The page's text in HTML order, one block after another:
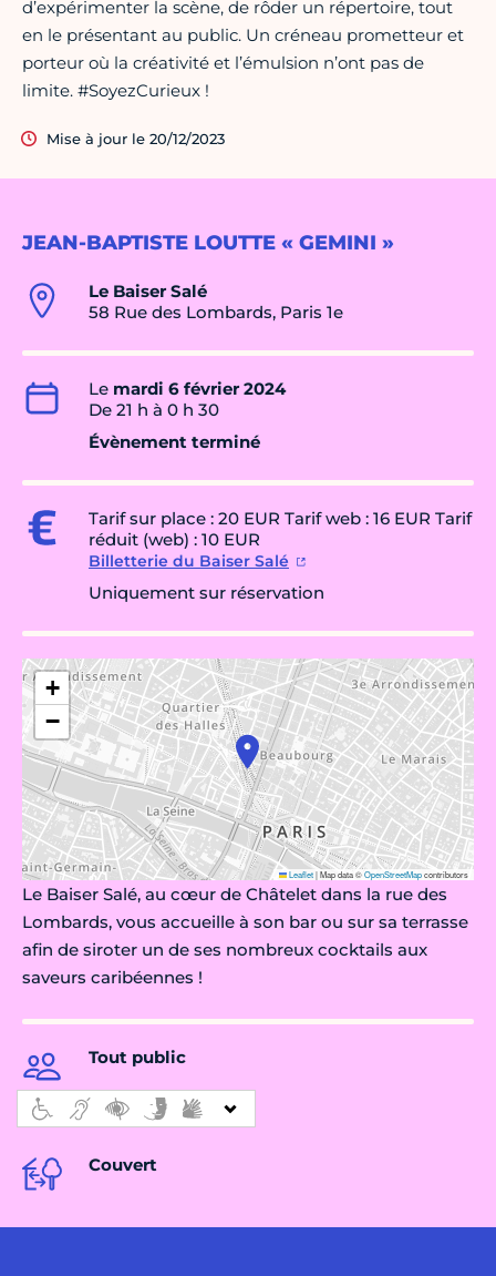
JEAN-BAPTISTE LOUTTE « GEMINI »
Le Baiser Salé
58 Rue des Lombards, Paris 1e
Le mardi 6 février 2024
De 21 h à 0 h 30
Évènement terminé
Tarif sur place : 20 EUR Tarif web : 16 EUR Tarif
réduit (web) : 10 EUR
Billetterie du Baiser Salé
Uniquement sur réservation
+
−
Leaflet|Map data ©OpenStreetMapcontributors
Le Baiser Salé, au cœur de Châtelet dans la rue des
Lombards, vous accueille à son bar ou sur sa terrasse
afin de siroter un de ses nombreux cocktails aux
saveurs caribéennes !
Tout public
Couvert
d’expérimenter la scène, de rôder un répertoire, tout
en le présentant au public. Un créneau prometteur et
porteur où la créativité et l’émulsion n’ont pas de
limite. #SoyezCurieux !
Mise à jour le 20/12/2023